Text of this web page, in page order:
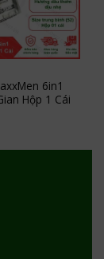
6in1
Hộp 1 Cái